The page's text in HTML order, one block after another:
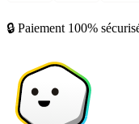
🔒 Paiement 100%